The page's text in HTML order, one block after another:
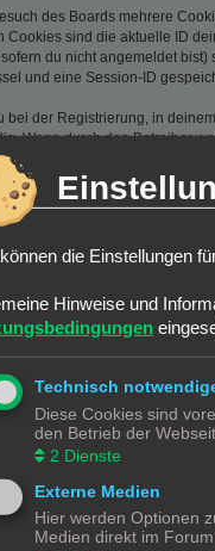
des Boards mehrere
sind die aktuelle ID
du nicht angemeldet
und eine Session-ID
der Registrierung, in
Wenn durch den Betreiber
erstellst, so werden die
Die IP-Adresse wird
(E-Mail-Adresse,
ist online?“-Funktion
dass weitere Daten
(Hash)
Schlüssel zu deinem
nach
Software fragt dich
das Board zugreifen
und oben näher
einer
und der von deinem
die Einstellungen
Hinweise und
Technisch
Diese Cookies sind
den Betrieb der
2 Dienste
Externe Medien
Hier werden Optionen
Medien direkt im